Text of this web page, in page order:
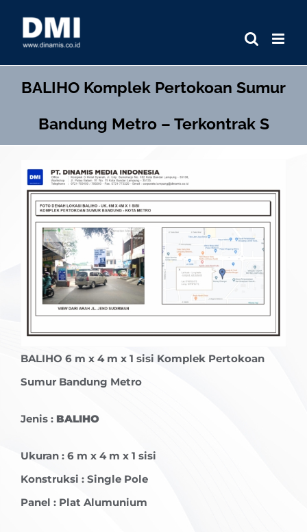
BALIHO Komplek Pertokoan Sumur
Bandung Metro – Terkontrak S
BALIHO 6 m x 4 m x 1 sisi Komplek Pertokoan
Sumur Bandung Metro
Jenis : BALIHO
Ukuran : 6 m x 4 m x 1 sisi
Konstruksi : Single Pole
Panel : Plat Alumunium